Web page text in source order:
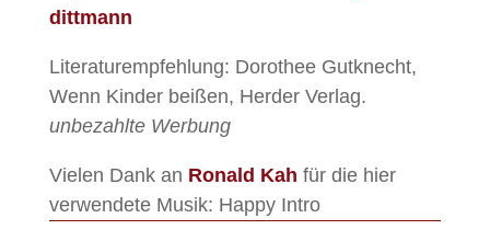
dittmann
Literaturempfehlung: Dorothee Gutknecht,
Wenn Kinder beißen, Herder Verlag.
unbezahlte Werbung
Vielen Dank an Ronald Kah für die hier
verwendete Musik: Happy Intro